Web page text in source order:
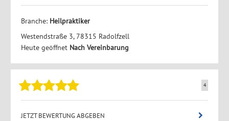
Branche: Heilpraktiker
Westendstraße 3, 78315 Radolfzell
Heute geöffnet Nach Vereinbarung
4
JETZT BEWERTUNG ABGEBEN